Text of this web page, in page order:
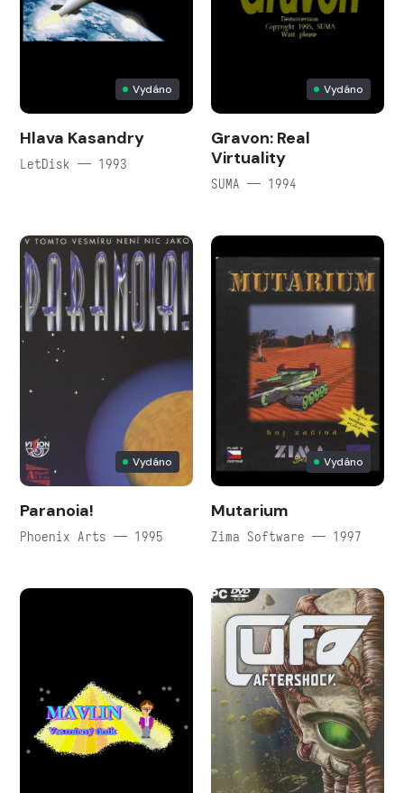
Vydáno
Hlava Kasandry
LetDisk — 1993
Vydáno
Gravon: Real
Virtuality
SUMA — 1994
Vydáno
Paranoia!
Phoenix Arts — 1995
Vydáno
Mutarium
Zima Software — 1997